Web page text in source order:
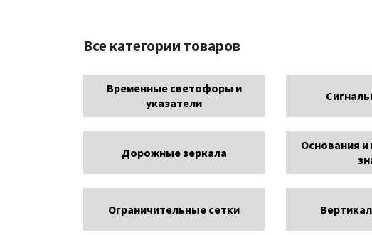
Все категории товаров
Временные светофоры и
указатели
Дорожные зеркала
Основания
Ограничительные сетки